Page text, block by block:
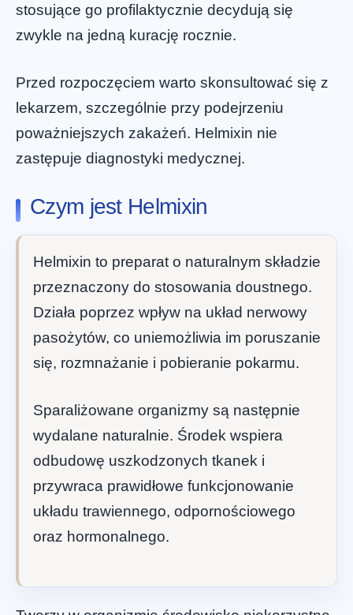
stosujące go profilaktycznie decydują się
zwykle na jedną kurację rocznie.
Przed rozpoczęciem warto skonsultować się z
lekarzem, szczególnie przy podejrzeniu
poważniejszych zakażeń. Helmixin nie
zastępuje diagnostyki medycznej.
Czym jest Helmixin
Helmixin to preparat o naturalnym składzie
przeznaczony do stosowania doustnego.
Działa poprzez wpływ na układ nerwowy
pasożytów, co uniemożliwia im poruszanie
się, rozmnażanie i pobieranie pokarmu.
Sparaliżowane organizmy są następnie
wydalane naturalnie. Środek wspiera
odbudowę uszkodzonych tkanek i
przywraca prawidłowe funkcjonowanie
układu trawiennego, odpornościowego
oraz hormonalnego.